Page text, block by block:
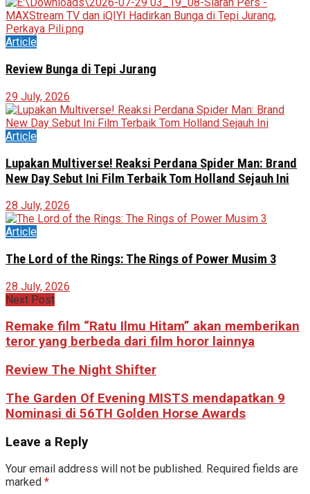
Article
Review Bunga di Tepi Jurang
29 July, 2026
Article
Lupakan Multiverse! Reaksi Perdana Spider Man: Brand
New Day Sebut Ini Film Terbaik Tom Holland Sejauh Ini
28 July, 2026
Article
The Lord of the Rings: The Rings of Power Musim 3
28 July, 2026
Next Post
Remake film “Ratu Ilmu Hitam” akan memberikan
teror yang berbeda dari film horor lainnya
Review The Night Shifter
The Garden Of Evening MISTS mendapatkan 9
Nominasi di 56TH Golden Horse Awards
Leave a Reply
Your email address will not be published. Required fields are
marked *